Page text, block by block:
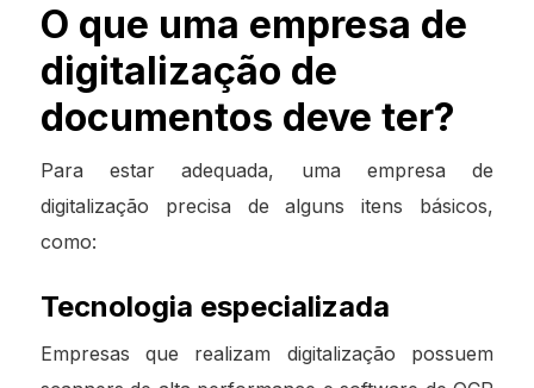
O que uma empresa de
digitalização de
documentos deve ter?
Para estar adequada, uma empresa de
digitalização precisa de alguns itens básicos,
como:
Tecnologia especializada
Empresas que realizam digitalização possuem